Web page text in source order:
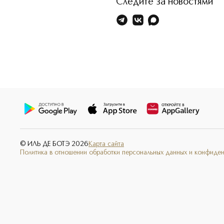
Следите за новостями
© ИЛЬ ДЕ БОТЭ 2026 Карта сайта
Политика в отношении обработки персональных данных и